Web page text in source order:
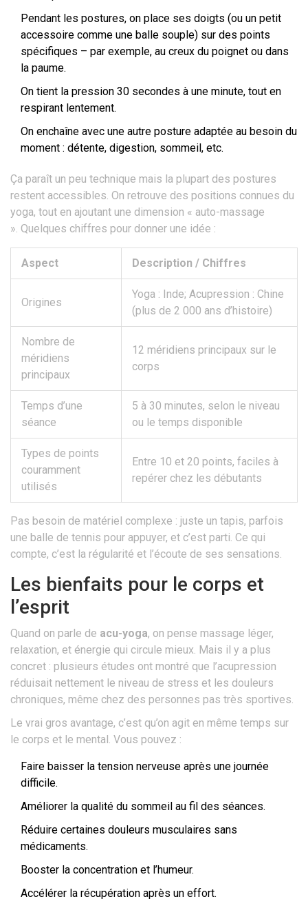
Pendant les postures, on place ses doigts (ou un petit
accessoire comme une balle souple) sur des points
spécifiques – par exemple, au creux du poignet ou dans
la paume.
On tient la pression 30 secondes à une minute, tout en
respirant lentement.
On enchaîne avec une autre posture adaptée au besoin du
moment : détente, digestion, sommeil, etc.
Ça paraît un peu technique mais la plupart des postures
restent accessibles. On retrouve des positions connues du
yoga, tout en ajoutant une dimension « auto-massage
». Quelques chiffres pour donner une idée :
Aspect Description / Chiffres
Origines
Yoga : Inde; Acupression : Chine
(plus de 2 000 ans d’histoire)
Nombre de
méridiens
principaux
12 méridiens principaux sur le
corps
Temps d’une
séance
5 à 30 minutes, selon le niveau
ou le temps disponible
Types de points
couramment
utilisés
Entre 10 et 20 points, faciles à
repérer chez les débutants
Pas besoin de matériel complexe : juste un tapis, parfois
une balle de tennis pour appuyer, et c’est parti. Ce qui
compte, c’est la régularité et l’écoute de ses sensations.
Les bienfaits pour le corps et
l’esprit
Quand on parle de acu-yoga, on pense massage léger,
relaxation, et énergie qui circule mieux. Mais il y a plus
concret : plusieurs études ont montré que l’acupression
réduisait nettement le niveau de stress et les douleurs
chroniques, même chez des personnes pas très sportives.
Le vrai gros avantage, c’est qu’on agit en même temps sur
le corps et le mental. Vous pouvez :
Faire baisser la tension nerveuse après une journée
difficile.
Améliorer la qualité du sommeil au fil des séances.
Réduire certaines douleurs musculaires sans
médicaments.
Booster la concentration et l’humeur.
Accélérer la récupération après un effort.